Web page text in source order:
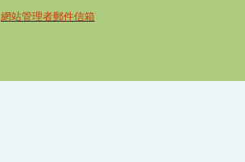
網站管理者郵件信箱